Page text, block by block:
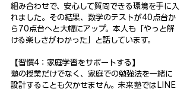
組み合わせで、安心して質問できる環境を手に入
れました。その結果、数学のテストが40点台か
ら70点台へと大幅にアップ。本人も「やっと解
ける楽しさがわかった」と話しています。
【習慣4：家庭学習をサポートする】
塾の授業だけでなく、家庭での勉強法を一緒に
設計することも欠かせません。未来塾ではLINE